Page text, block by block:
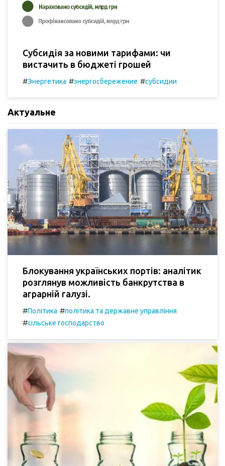
Субсидія за новими тарифами: чи
вистачить в бюджеті грошей
#Энергетика #энергосбережение #субсидии
Актуальне
Блокування українських портів: аналітик
розглянув можливість банкрутства в
аграрній галузі.
#Політика #політика та державне управління
#сільське господарство